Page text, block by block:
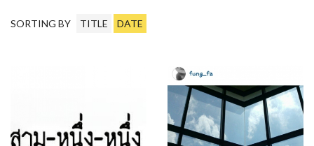
SORTING BY TITLE DATE